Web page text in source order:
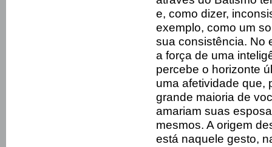
e, como dizer,
exemplo, como um
sua consistência. No
a força de uma
percebe o horizonte
uma afetividade que,
grande maioria de
amariam suas
mesmos. A origem
está naquele gesto,